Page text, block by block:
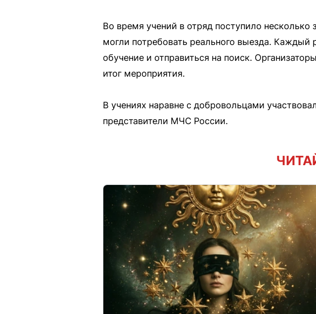
Во время учений в отряд поступило
могли потребовать реального выезда.
обучение и отправиться на поиск.
итог мероприятия.
В учениях наравне с добровольцами
представители МЧС России.